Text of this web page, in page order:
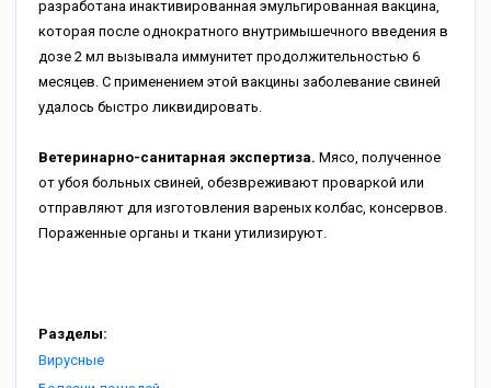
разработана инактивированная эмульгированная вакцина,
которая после однократного внутримышечного введения в
дозе 2 мл вызывала иммунитет продолжительностью 6
месяцев. С применением этой вакцины заболевание свиней
удалось быстро ликвидировать.
Ветеринарно-санитарная экспертиза. Мясо, полученное
от убоя больных свиней, обезвреживают проваркой или
отправляют для изготовления вареных колбас, консервов.
Пораженные органы и ткани утилизируют.
Разделы:
Вирусные